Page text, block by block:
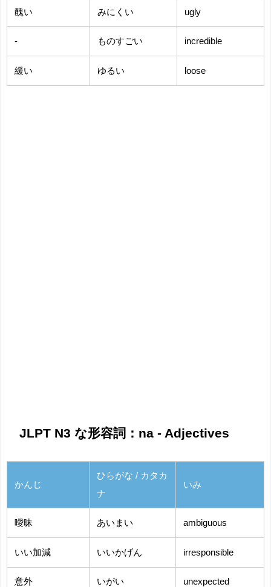
醜い みにくい ugly
- ものすごい incredible
緩い ゆるい loose
JLPT N3 な形容詞：na - Adjectives
かんじ
ひらがな / カタカ
ナ
いみ
曖昧 あいまい ambiguous
いい加減 いいかげん irresponsible
意外 いがい unexpected